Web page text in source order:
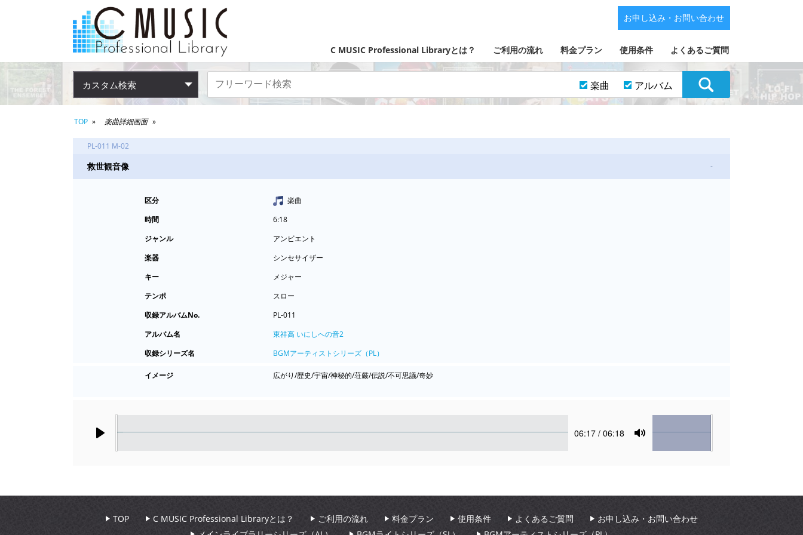
C MUSIC Professional Libraryとは？ ご利用の流れ 料金プラン 使用条件 よくあるご質問
お申し込み・お問い合わせ
カスタム検索 楽曲 アルバム
TOP 楽曲詳細画面
PL-011 M-02
救世観音像 -
区分
楽曲
時間
6:18
ジャンル
アンビエント
楽器
シンセサイザー
キー
メジャー
テンポ
スロー
収録アルバムNo.
PL-011
アルバム名
東祥高 いにしへの音2
収録シリーズ名
BGMアーティストシリーズ（PL）
イメージ 広がり/歴史/宇宙/神秘的/荘厳/伝説/不可思議/奇妙
Current
06:17 / 06:18
Mute
Volume
TOP C MUSIC Professional Libraryとは？ ご利用の流れ 料金プラン 使用条件 よくあるご質問
お申し込み・お問い合わせ